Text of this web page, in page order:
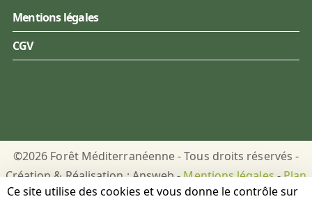
Mentions légales
CGV
©2026 Forêt Méditerranéenne - Tous droits réservés -
Création & Réalisation : Answeb -Mentions légales-Plan
du site-Gestion des cookies
Ce site utilise des cookies et vous donne le contrôle sur